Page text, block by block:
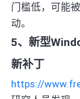
门槛低，可能
动。
5、新型
新补丁
https://